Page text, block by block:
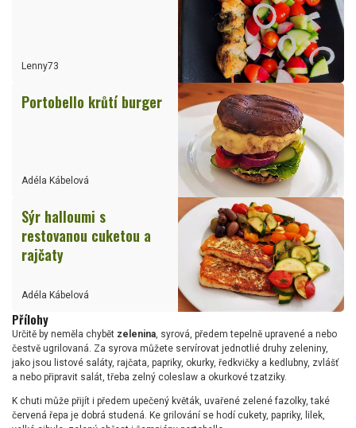
Lenny73
Portobello krůtí burger
Adéla Kábelová
Sýr halloumi s
restovanou cuketou a
rajčaty
Adéla Kábelová
Přílohy
Určitě by neměla chybět zelenina , syrová, předem tepelně upravené a nebo
čestvě ugrilovaná. Za syrova můžete servírovat jednotlié druhy zeleniny,
jako jsou listové saláty, rajčata, papriky, okurky, ředkvičky a kedlubny, zvlášť
a nebo připravit salát, třeba zelný coleslaw a okurkové tzatziky.
K chuti může přijít i předem upečený květák, uvařené zelené fazolky, také
červená řepa je dobrá studená. Ke grilování se hodí cukety, papriky, lilek,